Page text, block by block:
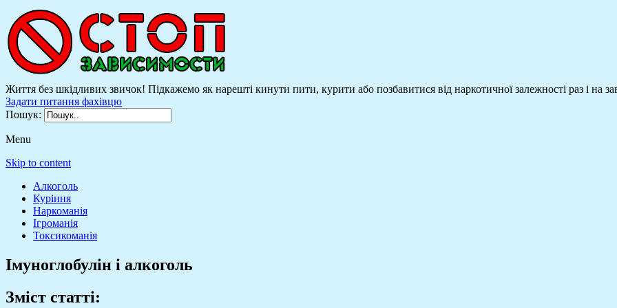
Життя без шкідливих звичок! Підкажемо як нарешті кинути пити, курити або позбавитися від наркотичної залежності раз і на
Задати питання фахівцю
Пошук:
Menu
Skip to content
Алкоголь
Куріння
Наркоманія
Ігроманія
Токсикоманія
Імуноглобулін і алкоголь
Зміст статті: